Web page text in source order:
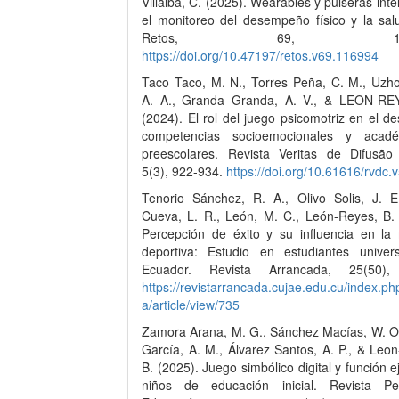
el monitoreo del desempeño físico y la
Retos, 69, 1437-
https://doi.org/10.47197/retos.v69.116994
Taco Taco, M. N., Torres Peña, C. M.,
A. A., Granda Granda, A. V., & LEON-
(2024). El rol del juego psicomotriz en el
competencias socioemocionales y
preescolares. Revista Veritas de Difusão
5(3), 922-934. https://doi.org/10.61616/
Tenorio Sánchez, R. A., Olivo Solis, J.
Cueva, L. R., León, M. C., León-Reyes,
Percepción de éxito y su influencia en la
deportiva: Estudio en estudiantes
Ecuador. Revista Arrancada, 25(50),
https://revistarrancada.cujae.edu.cu/
a/article/view/735
Zamora Arana, M. G., Sánchez Macías, W.
García, A. M., Álvarez Santos, A. P., &
B. (2025). Juego simbólico digital y función
niños de educación inicial. Revista